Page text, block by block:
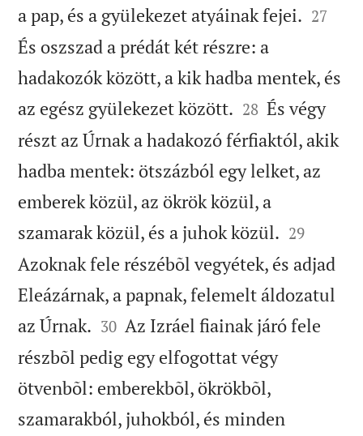
a pap, és a gyülekezet atyáinak fejei. 

27
És oszszad a prédát két részre: a
hadakozók között, a kik hadba mentek, és
az egész gyülekezet között. 

28 És végy
részt az Úrnak a hadakozó férfiaktól, akik
hadba mentek: ötszázból egy lelket, az
emberek közül, az ökrök közül, a
szamarak közül, és a juhok közül. 

29
Azoknak fele részébõl vegyétek, és adjad
Eleázárnak, a papnak, felemelt áldozatul
az Úrnak. 

30 Az Izráel fiainak járó fele
részbõl pedig egy elfogottat végy
ötvenbõl: emberekbõl, ökrökbõl,
szamarakból, juhokból, és minden